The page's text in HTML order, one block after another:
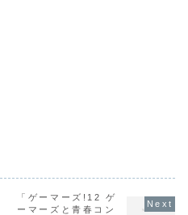
「ゲーマーズ!12 ゲ
ーマーズと青春コン